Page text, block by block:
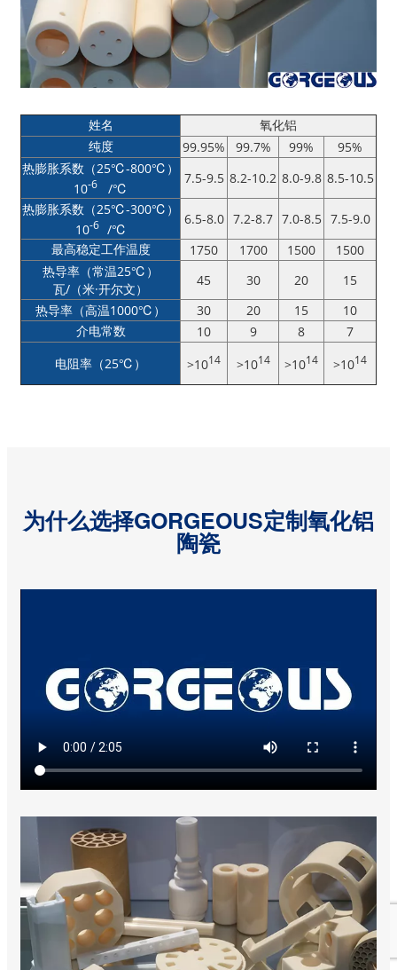
姓名
氧化铝
纯度
99.95% 99.7% 99%
95%
热膨胀系数（25℃-800℃）
10-6 /℃
7.5-9.5 8.2-10.2 8.0-9.8 8.5-10.5
热膨胀系数（25℃-300℃）
10-6 /℃
6.5-8.0 7.2-8.7 7.0-8.5 7.5-9.0
最高稳定工作温度
1750 1700 1500
1500
热导率（常温25℃）
瓦/（米·开尔文）
45 30 20
15
热导率（高温1000℃）
30 20 15
10
介电常数
10 9 8
7
电阻率（25℃）
>1014 >1014 >1014 >1014
为什么选择GORGEOUS定制氧化铝
陶瓷